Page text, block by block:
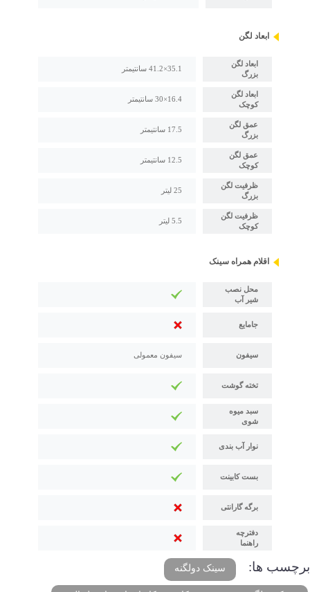
ابعاد لگن
ابعاد لگن
بزرگ
35.1×41.2 سانتیمتر
ابعاد لگن
کوچک
16.4×30 سانتیمتر
عمق لگن
بزرگ
17.5 سانتیمتر
عمق لگن
کوچک
12.5 سانتیمتر
ظرفیت لگن
بزرگ
25 لیتر
ظرفیت لگن
کوچک
5.5 لیتر
اقلام همراه سینک
محل نصب
شیر آب
جامایع
سیفون سیفون معمولی
تخته گوشت
سبد میوه
شوی
نوار آب بندی
بست کابینت
برگه گارانتی
دفترچه
راهنما
برچسب ها: سینک دولگنه